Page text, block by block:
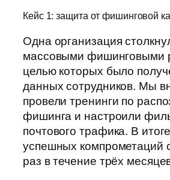
Кейс 1: защита от фишинговой
Одна организация
массовыми фишинговыми
целью которых было
данных сотрудников. Мы
провели тренинги по
фишинга и настроили
почтового трафика. В
успешных компрометаций
раз в течение трёх